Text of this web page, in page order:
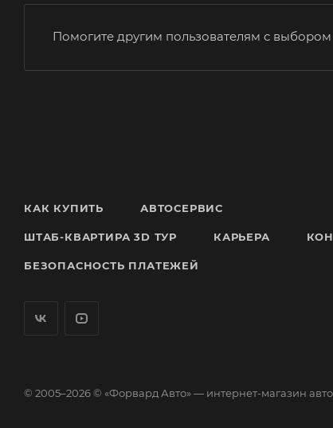
Помогите другим пользователям с
КАК КУПИТЬ АВТОСЕРВИС
ШТАБ-КВАРТИРА 3D ТУР КАРЬЕРА
БЕЗОПАСНОСТЬ ПЛАТЕЖЕЙ
© 2005–2026 © «Форвард Авто» — интернет-магазин